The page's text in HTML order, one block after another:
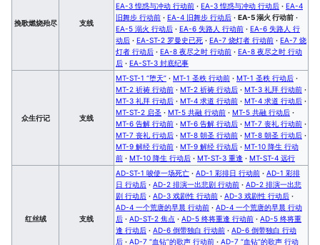
挽歌燃烧殆尽 支线
EA-3 惶惑与冲动 行动前 · EA-3 惶惑与冲动 行动后 · EA-4
旧舞步 行动前 · EA-4 旧舞步 行动后 · EA-5 溺火 行动前 ·
EA-5 溺火 行动后 · EA-6 失路人 行动前 · EA-6 失路人 行
动后 · EA-ST-2 罗曼史已死 · EA-7 烧灯者 行动前 · EA-7 烧
灯者 行动后 · EA-8 夜尽之时 行动前 · EA-8 夜尽之时 行动
后 · EA-ST-3 封底纪事
众生行记 支线
MT-ST-1 “堕天” · MT-1 圣秩 行动前 · MT-1 圣秩 行动后 ·
MT-2 祈祷 行动前 · MT-2 祈祷 行动后 · MT-3 礼拜 行动前 ·
MT-3 礼拜 行动后 · MT-4 求道 行动前 · MT-4 求道 行动后 ·
MT-ST-2 启圣 · MT-5 共融 行动前 · MT-5 共融 行动后 ·
MT-6 告解 行动前 · MT-6 告解 行动后 · MT-7 丧礼 行动前 ·
MT-7 丧礼 行动后 · MT-8 朝圣 行动前 · MT-8 朝圣 行动后 ·
MT-9 解经 行动前 · MT-9 解经 行动后 · MT-10 降生 行动
前 · MT-10 降生 行动后 · MT-ST-3 重逢 · MT-ST-4 远行
红丝绒 支线
AD-ST-1 唆使一场死亡 · AD-1 彩排日 行动前 · AD-1 彩排
日 行动后 · AD-2 排演一出悲剧 行动前 · AD-2 排演一出悲
剧 行动后 · AD-3 戏剧性 行动前 · AD-3 戏剧性 行动后 ·
AD-4 一个荒唐的早晨 行动前 · AD-4 一个荒唐的早晨 行动
后 · AD-ST-2 焦点 · AD-5 终将重逢 行动前 · AD-5 终将重
逢 行动后 · AD-6 倒带独白 行动前 · AD-6 倒带独白 行动
后 · AD-7 “血钻”的歌声 行动前 · AD-7 “血钻”的歌声 行动